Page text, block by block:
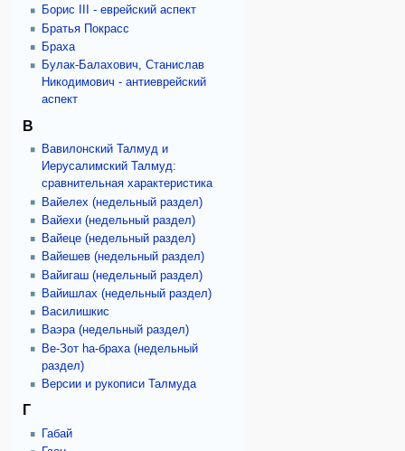
Борис III - еврейский аспект
Братья Покрасс
Браха
Булак-Балахович, Станислав
Никодимович - антиеврейский
аспект
В
Вавилонский Талмуд и
Иерусалимский Талмуд:
сравнительная характеристика
Вайелех (недельный раздел)
Вайехи (недельный раздел)
Вайеце (недельный раздел)
Вайешев (недельный раздел)
Вайигаш (недельный раздел)
Вайишлах (недельный раздел)
Василишкис
Ваэра (недельный раздел)
Ве-Зот hа-браха (недельный
раздел)
Версии и рукописи Талмуда
Г
Габай